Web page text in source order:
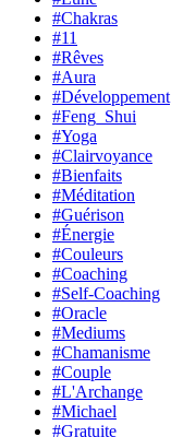
#Chakras
#11
#Rêves
#Aura
#Développement
#Feng_Shui
#Yoga
#Clairvoyance
#Bienfaits
#Méditation
#Guérison
#Énergie
#Couleurs
#Coaching
#Self-Coaching
#Oracle
#Mediums
#Chamanisme
#Couple
#L'Archange
#Michael
#Gratuite